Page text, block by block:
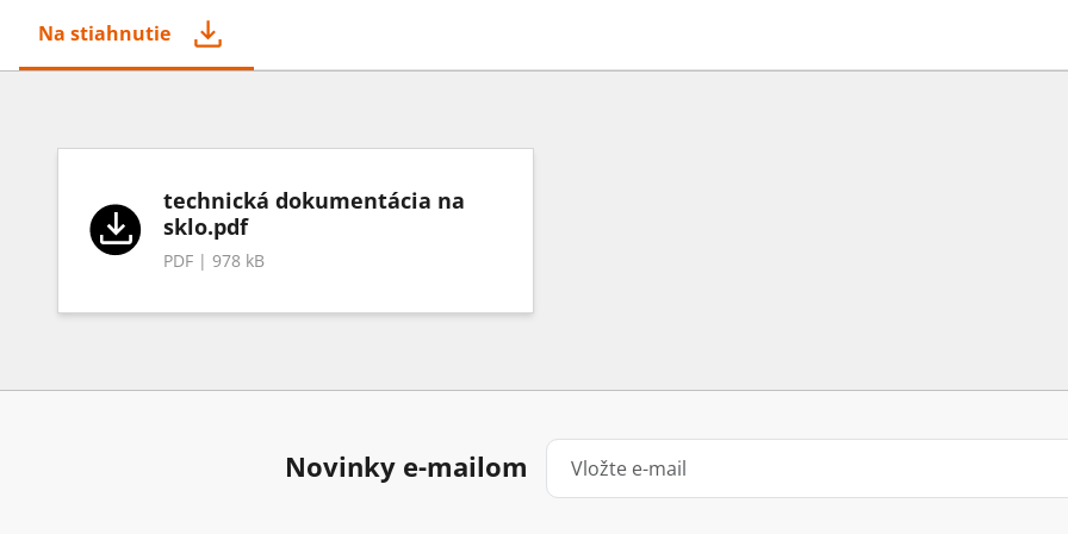
Na stiahnutie
technická dokumentácia na
sklo.pdf
PDF | 978 kB
Novinky e-mailom